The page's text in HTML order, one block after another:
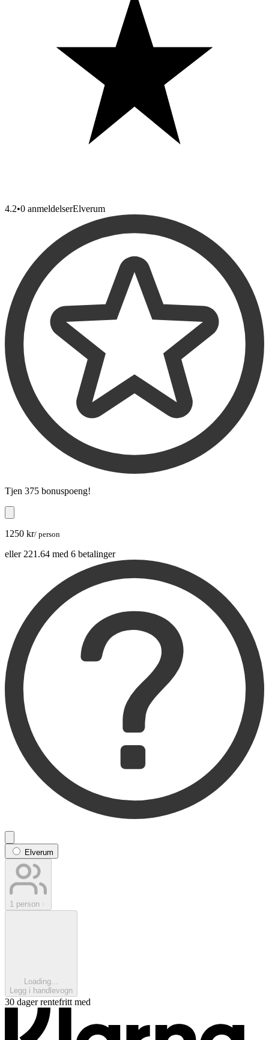
4.2•0 anmeldelserElverum
Tjen 375 bonuspoeng!
1250 kr/ person
eller 221.64 med 6 betalinger
Elverum
1 person
Loading...
Legg i handlevogn
30 dager rentefritt med